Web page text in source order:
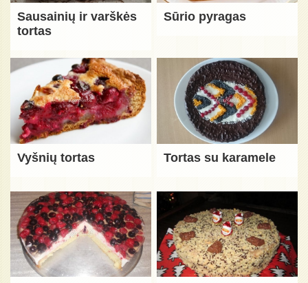
Sausainių ir varškės
tortas
Sūrio pyragas
Vyšnių tortas Tortas su karamele